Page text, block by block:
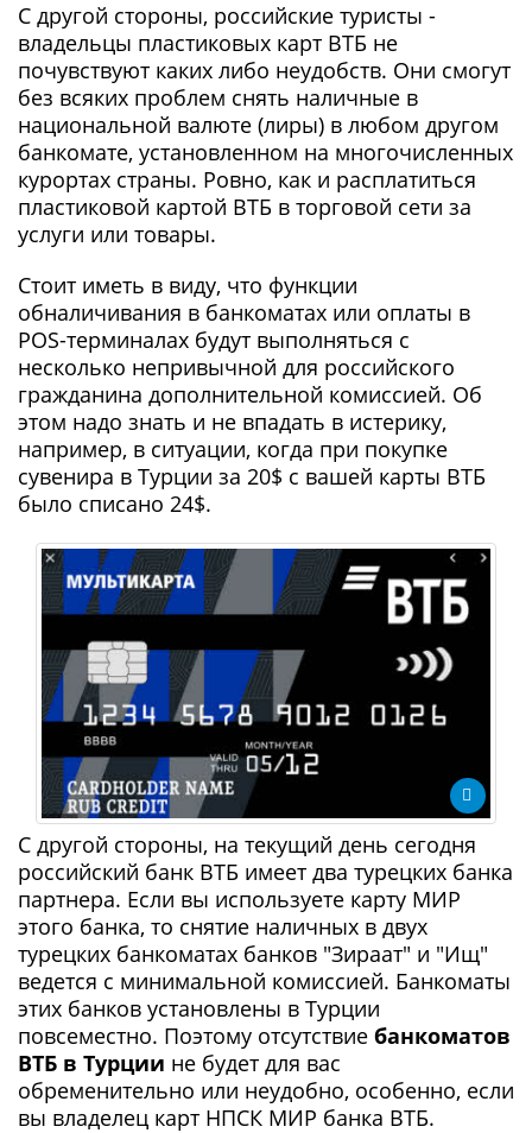
С другой стороны, российские туристы -
владельцы пластиковых карт ВТБ не
почувствуют каких либо неудобств. Они смогут
без всяких проблем снять наличные в
национальной валюте (лиры) в любом другом
банкомате, установленном на многочисленных
курортах страны. Ровно, как и расплатиться
пластиковой картой ВТБ в торговой сети за
услуги или товары.
Стоит иметь в виду, что функции
обналичивания в банкоматах или оплаты в
POS-терминалах будут выполняться с
несколько непривычной для российского
гражданина дополнительной комиссией. Об
этом надо знать и не впадать в истерику,
например, в ситуации, когда при покупке
сувенира в Турции за 20$ с вашей карты ВТБ
было списано 24$.
С другой стороны, на текущий день сегодня
российский банк ВТБ имеет два турецких банка
партнера. Если вы используете карту МИР
этого банка, то снятие наличных в двух
турецких банкоматах банков "Зираат" и "Ищ"
ведется с минимальной комиссией. Банкоматы
этих банков установлены в Турции
повсеместно. Поэтому отсутствие банкоматов
ВТБ в Турции не будет для вас
обременительно или неудобно, особенно, если
вы владелец карт НПСК МИР банка ВТБ.